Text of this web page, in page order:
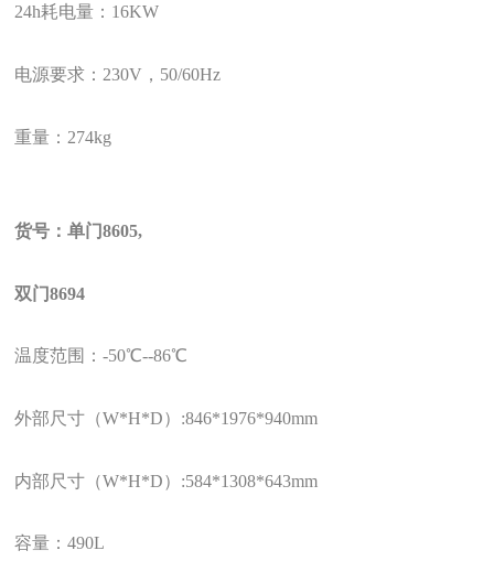
24h耗电量： 16KW
电源要求： 230V ， 50/60Hz
重量： 274kg
货号：单门8605,
双门8694
温度范围：-50℃--86℃
外部尺寸（W*H*D） :846*1976*940mm
内部尺寸（W*H*D） :584*1308*643mm
容量：490L